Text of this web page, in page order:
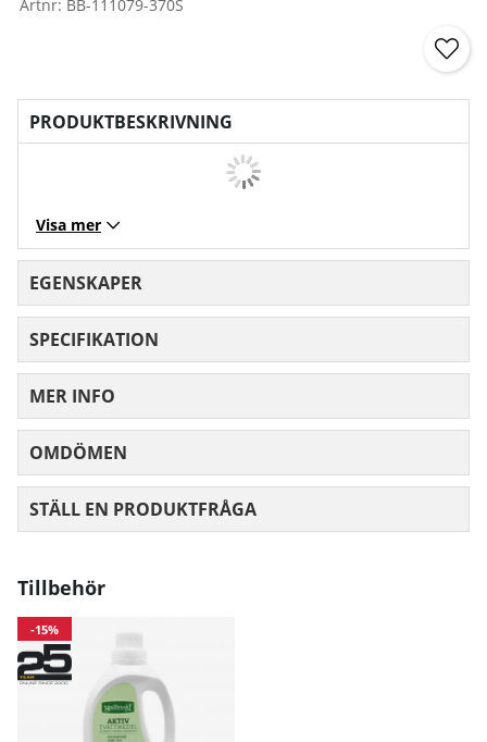
Artnr: BB-111079-370S
PRODUKTBESKRIVNING
Visa mer
EGENSKAPER
SPECIFIKATION
MER INFO
OMDÖMEN
STÄLL EN PRODUKTFRÅGA
Tillbehör
-15%